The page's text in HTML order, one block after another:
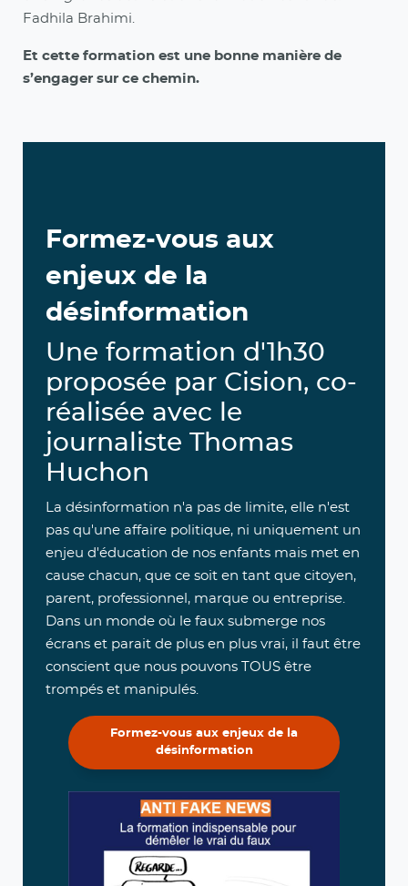
Fadhila Brahimi.
Et cette formation est une bonne manière de
s’engager sur ce chemin.
Formez-vous aux
enjeux de la
désinformation
Une formation d'1h30
proposée par Cision, co-
réalisée avec le
journaliste Thomas
Huchon
La désinformation n'a pas de limite, elle n'est
pas qu'une affaire politique, ni uniquement un
enjeu d'éducation de nos enfants mais met en
cause chacun, que ce soit en tant que citoyen,
parent, professionnel, marque ou entreprise.
Dans un monde où le faux submerge nos
écrans et parait de plus en plus vrai, il faut être
conscient que nous pouvons TOUS être
trompés et manipulés.
Formez-vous aux enjeux de la
désinformation